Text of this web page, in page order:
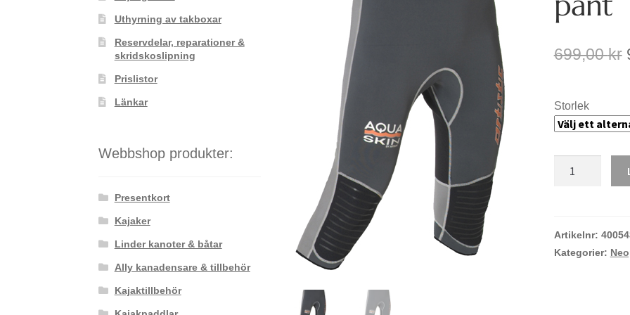
699,00kr
Storlek
mängd
Artikelnr:
Kategorier:
Uthyrning av takboxar
Reservdelar, reparationer &
skridskoslipning
Prislistor
Länkar
Webbshop produkter:
Presentkort
Kajaker
Linder kanoter & båtar
Ally kanadensare & tillbehör
Kajaktillbehör